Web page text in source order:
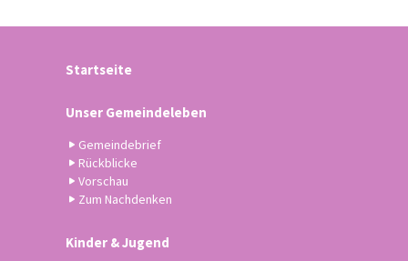
Startseite
Unser Gemeindeleben
Gemeindebrief
Rückblicke
Vorschau
Zum Nachdenken
Kinder & Jugend